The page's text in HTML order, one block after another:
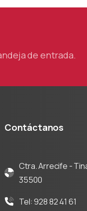
de entrada.
Contáctanos
Ctra. Arrecife -
35500
Tel: 928 82 41 61